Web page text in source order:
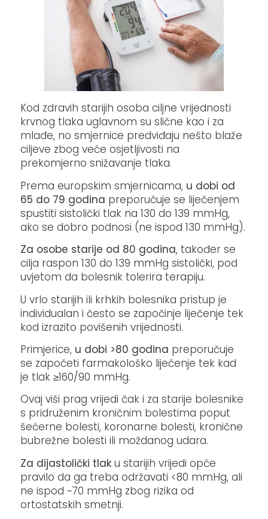
Kod zdravih starijih osoba ciljne vrijednosti
krvnog tlaka uglavnom su slične kao i za
mlađe, no smjernice predviđaju nešto blaže
ciljeve zbog veće osjetljivosti na
prekomjerno snižavanje tlaka.
Prema europskim smjernicama, u dobi od
65 do 79 godina preporučuje se liječenjem
spustiti sistolički tlak na 130 do 139 mmHg,
ako se dobro podnosi (ne ispod 130 mmHg).
Za osobe starije od 80 godina, također se
cilja raspon 130 do 139 mmHg sistolički, pod
uvjetom da bolesnik tolerira terapiju.
U vrlo starijih ili krhkih bolesnika pristup je
individualan i često se započinje liječenje tek
kod izrazito povišenih vrijednosti.
Primjerice, u dobi >80 godina preporučuje
se započeti farmakološko liječenje tek kad
je tlak ≥160/90 mmHg.
Ovaj viši prag vrijedi čak i za starije bolesnike
s pridruženim kroničnim bolestima poput
šećerne bolesti, koronarne bolesti, kronične
bubrežne bolesti ili moždanog udara.
Za dijastolički tlak u starijih vrijedi opće
pravilo da ga treba održavati <80 mmHg, ali
ne ispod ~70 mmHg zbog rizika od
ortostatskih smetnji.